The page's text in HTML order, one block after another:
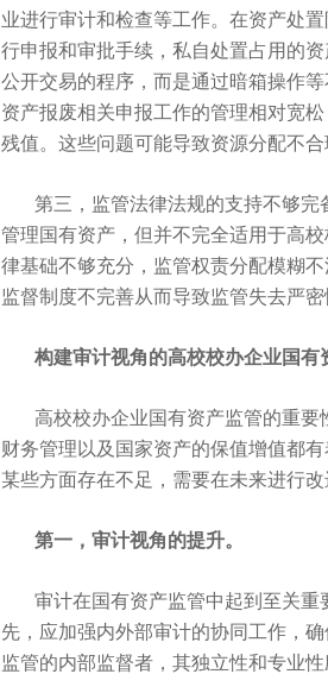
业进行审计和检查等工作。在资产处
行申报和审批手续，私自处置占用的
公开交易的程序，而是通过暗箱操作
资产报废相关申报工作的管理相对宽
残值。这些问题可能导致资源分配不
第三，监管法律法规的支持不够完
管理国有资产，但并不完全适用于高
律基础不够充分，监管权责分配模糊不
监督制度不完善从而导致监管失去严密
构建审计视角的高校校办企业国有
高校校办企业国有资产监管的重要
财务管理以及 国家资产的保值增值都
某些方面存在不足，需要在未来进行改
第一，审计视角的提升。
审计在国有资产监管中起到至关重
先，应加强内外部审计的协同工作，
监管的内部监督者，其独立性和专业性